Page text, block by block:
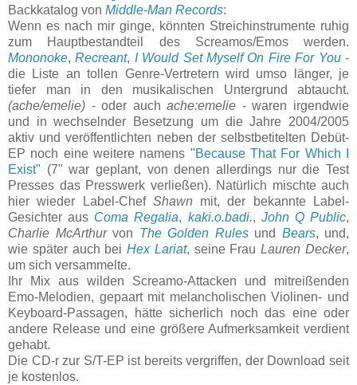
Backkatalog von Middle-Man Records:
Wenn es nach mir ginge, könnten Streichinstrumente ruhig
zum Hauptbestandteil des Screamos/Emos werden.
Mononoke,Recreant, I Would Set Myself On Fire For You-
die Liste an tollen Genre-Vertretern wird umso länger, je
tiefer man in den musikalischen Untergrund abtaucht.
(ache/emelie) - oder auchache:emelie - waren irgendwie
und in wechselnder Besetzung um die Jahre 2004/2005
aktiv und veröffentlichten neben der selbstbetitelten Debüt-
EP noch eine weitere namens "Because That For Which I
Exist" (7" war geplant, von denen allerdings nur die Test
Presses das Presswerk verließen). Natürlich mischte auch
hier wieder Label-Chef Shawn mit, der bekannte Label-
Gesichter aus Coma Regalia, kaki.o.badi., John Q Public,
Charlie McArthurvon The Golden Rulesund Bears, und,
wie später auch beiHex Lariat, seine FrauLauren Decker,
um sich versammelte.
Ihr Mix aus wilden Screamo-Attacken und mitreißenden
Emo-Melodien, gepaart mit melancholischen Violinen- und
Keyboard-Passagen, hätte sicherlich noch das eine oder
andere Release und eine größere Aufmerksamkeit verdient
gehabt.
Die CD-r zur S/T-EP ist bereits vergriffen, der Download seit
je kostenlos.